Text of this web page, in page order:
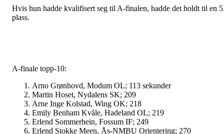
Hvis hun hadde kvalifisert seg til A-finalen, hadde det holdt til en
plass.
A-finale topp-10:
Arno Grønhovd, Modum OL; 113 sekunder
Martin Hoset, Nydalens SK; 209
Arne Inge Kolstad, Wing OK; 218
Emily Benham Kvåle, Hadeland OL; 219
Erlend Sommerhein, Fossum IF; 249
Erlend Stokke Meen, Ås-NMBU Orientering; 270